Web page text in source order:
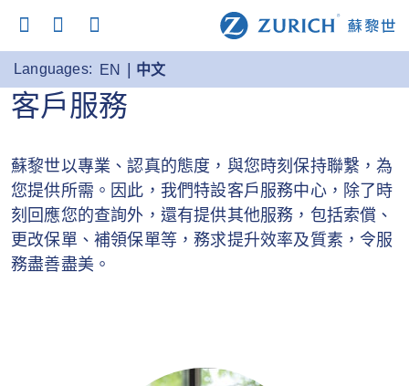
Languages: EN 中文
客戶服務
蘇黎世以專業、認真的態度，與您時刻保持聯繫，為
您提供所需。因此，我們特設客戶服務中心，除了時
刻回應您的查詢外，還有提供其他服務，包括索償、
更改保單、補領保單等，務求提升效率及質素，令服
務盡善盡美。